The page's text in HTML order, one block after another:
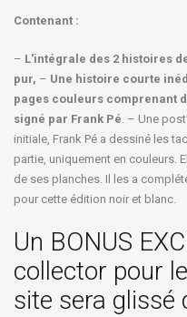
Contenant :
– L'intégrale des 2 histoires
pur, – Une histoire courte
pages couleurs comprenant
signé par Frank Pé. – Une
initiale, Frank Pé a dessiné les
partie, uniquement en couleurs.
de ses planches. Il les a
pour cette édition noir et blanc.
Un BONUS
collector pour
site sera glissé